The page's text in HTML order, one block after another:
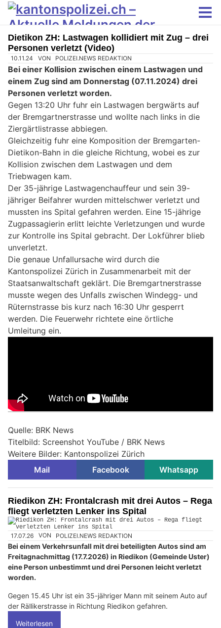
Dietikon ZH: Lastwagen kollidiert mit Zug – drei
Personen verletzt (Video)
10.11.24 VON POLIZEI.NEWS REDAKTION
Bei einer Kollision zwischen einem Lastwagen und
einem Zug sind am Donnerstag (07.11.2024) drei
Personen verletzt worden.
Gegen 13:20 Uhr fuhr ein Lastwagen bergwärts auf
der Bremgartnerstrasse und wollte nach links in die
Ziergärtlistrasse abbiegen.
Gleichzeitig fuhr eine Komposition der Bremgarten-
Dietikon-Bahn in die gleiche Richtung, wobei es zur
Kollision zwischen dem Lastwagen und dem
Triebwagen kam.
Der 35-jährige Lastwagenchauffeur und sein 39-
jähriger Beifahrer wurden mittelschwer verletzt und
mussten ins Spital gefahren werden. Eine 15-jährige
Zugpassagierin erlitt leichte Verletzungen und wurde
zur Kontrolle ins Spital gebracht. Der Lokführer blieb
unverletzt.
Die genaue Unfallursache wird durch die
Kantonspolizei Zürich in Zusammenarbeit mit der
Staatsanwaltschaft geklärt. Die Bremgartnerstrasse
musste wegen des Unfalls zwischen Windegg- und
Rüternstrasse bis kurz nach 16:30 Uhr gesperrt
werden. Die Feuerwehr richtete eine örtliche
Umleitung ein.
Quelle: BRK News
Titelbild: Screenshot YouTube / BRK News
Weitere Bilder: Kantonspolizei Zürich
Mail
Facebook Whatsapp
Riedikon ZH: Frontalcrash mit drei Autos – Rega
fliegt verletzten Lenker ins Spital
17.07.26 VON POLIZEI.NEWS REDAKTION
Bei einem Verkehrsunfall mit drei beteiligten Autos sind am
Freitagnachmittag (17.7.2026) in Riedikon (Gemeinde Uster)
eine Person unbestimmt und drei Personen leicht verletzt
worden.
Gegen 15.45 Uhr ist ein 35-jähriger Mann mit seinem Auto auf
der Rällikerstrasse in Richtung Riedikon gefahren.
Weiterlesen